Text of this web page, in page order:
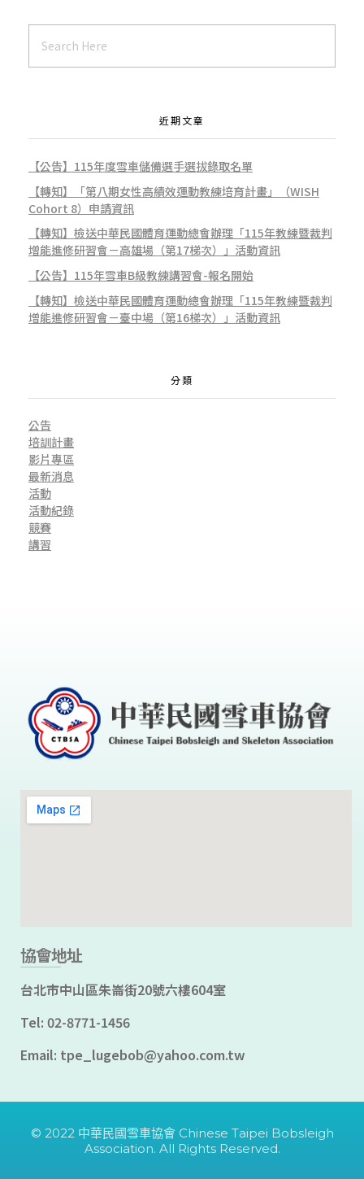
近期文章
【公告】115年度雪車儲備選手選拔錄取名單
【轉知】「第八期女性高績效運動教練培育計畫」（WISH
Cohort 8）申請資訊
【轉知】檢送中華民國體育運動總會辦理「115年教練暨裁判
增能進修研習會－高雄場（第17梯次）」活動資訊
【公告】115年雪車B級教練講習會-報名開始
【轉知】檢送中華民國體育運動總會辦理「115年教練暨裁判
增能進修研習會－臺中場（第16梯次）」活動資訊
分類
公告
培訓計畫
影片專區
最新消息
活動
活動紀錄
競賽
講習
協會地址
台北市中山區朱崙街20號六樓604室
Tel: 02-8771-1456
Email: tpe_lugebob@yahoo.com.tw
© 2022 中華民國雪車協會 Chinese Taipei Bobsleigh
Association. All Rights Reserved.